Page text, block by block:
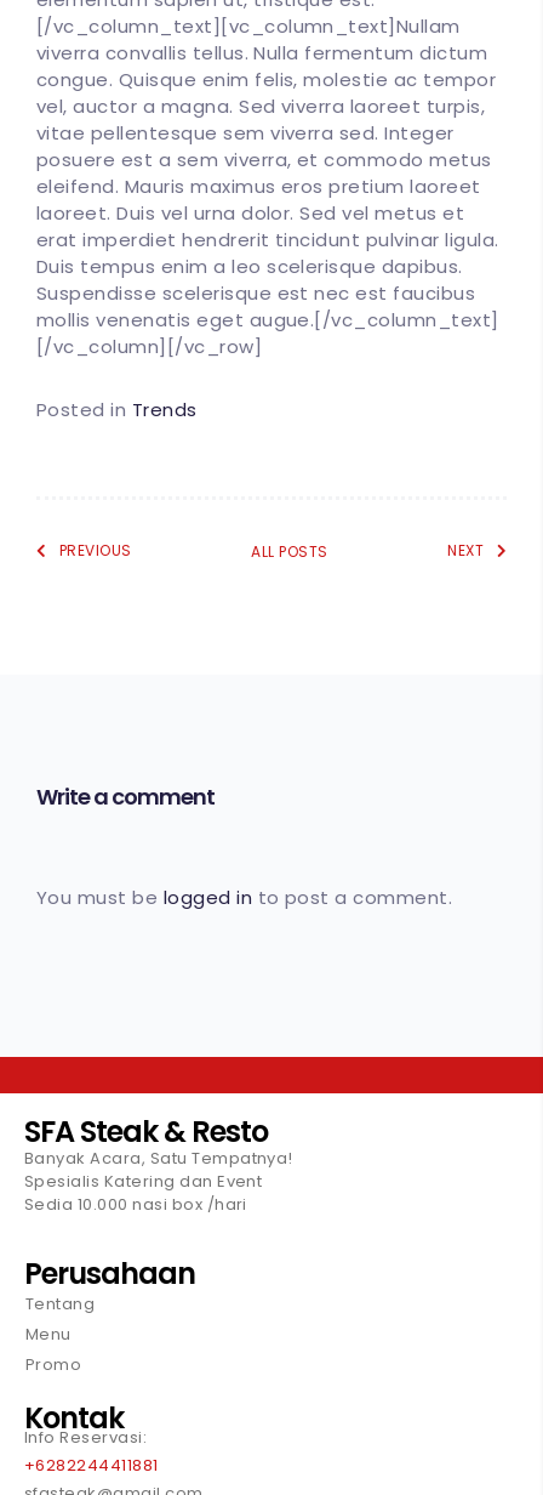
[/vc_column_text][vc_column_text]Nullam
viverra convallis tellus. Nulla fermentum dictum
congue. Quisque enim felis, molestie ac tempor
vel, auctor a magna. Sed viverra laoreet turpis,
vitae pellentesque sem viverra sed. Integer
posuere est a sem viverra, et commodo metus
eleifend. Mauris maximus eros pretium laoreet
laoreet. Duis vel urna dolor. Sed vel metus et
erat imperdiet hendrerit tincidunt pulvinar ligula.
Duis tempus enim a leo scelerisque dapibus.
Suspendisse scelerisque est nec est faucibus
mollis venenatis eget augue.[/vc_column_text]
[/vc_column][/vc_row]
Posted in Trends
PREVIOUS ALL POSTS NEXT
Write a comment
You must be logged in to post a comment.
SFA Steak & Resto
Banyak Acara, Satu Tempatnya!
Spesialis Katering dan Event
Sedia 10.000 nasi box /hari
Perusahaan
Tentang
Menu
Promo
Kontak
Info Reservasi:
+6282244411881